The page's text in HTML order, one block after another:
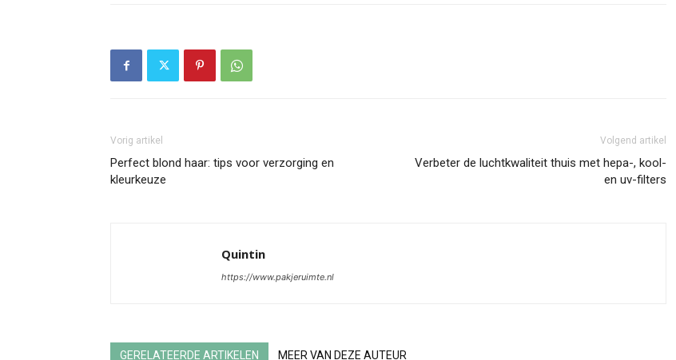
Vorig artikel
Perfect blond haar: tips voor verzorging en
kleurkeuze
Volgend artikel
Verbeter de luchtkwaliteit thuis met hepa-, kool-
en uv-filters
Quintin
https://www.pakjeruimte.nl
GERELATEERDE ARTIKELEN MEER VAN DEZE AUTEUR